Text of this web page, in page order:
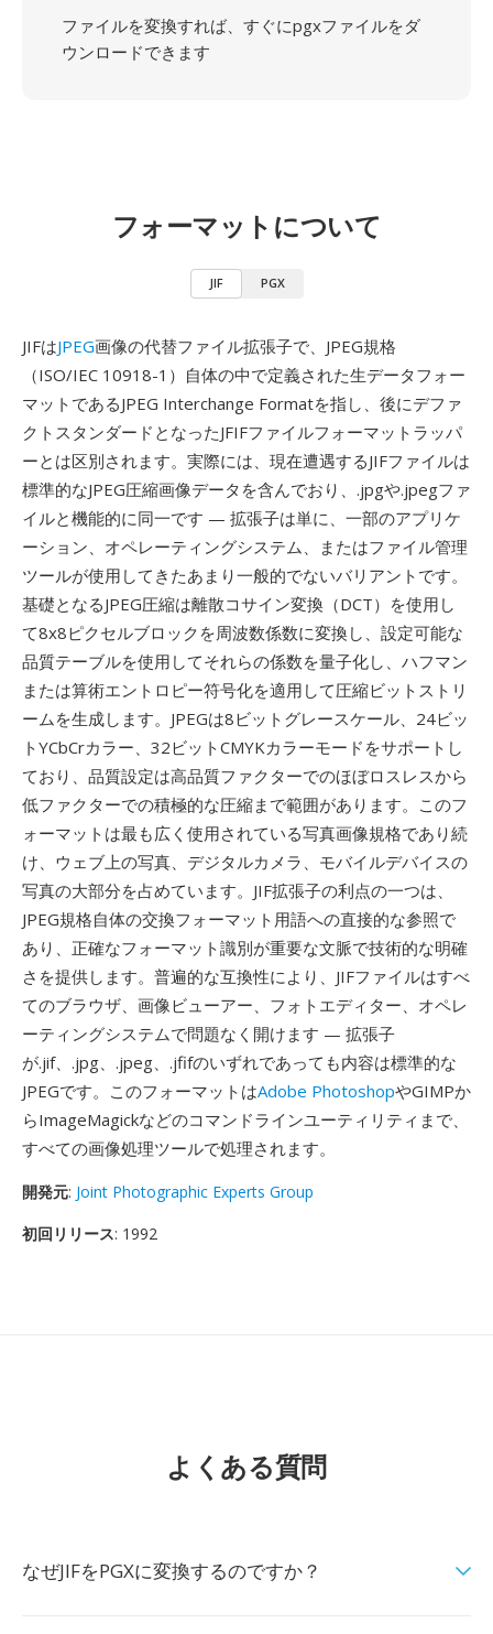
ファイルを変換すれば、すぐにpgxファイルをダ
ウンロードできます
フォーマットについて
JIF PGX
JIFはJPEG画像の代替ファイル拡張子で、JPEG規格
（ISO/IEC 10918-1）自体の中で定義された生データフォー
マットであるJPEG Interchange Formatを指し、後にデファ
クトスタンダードとなったJFIFファイルフォーマットラッパ
ーとは区別されます。実際には、現在遭遇するJIFファイルは
標準的なJPEG圧縮画像データを含んでおり、.jpgや.jpegファ
イルと機能的に同一です — 拡張子は単に、一部のアプリケ
ーション、オペレーティングシステム、またはファイル管理
ツールが使用してきたあまり一般的でないバリアントです。
基礎となるJPEG圧縮は離散コサイン変換（DCT）を使用し
て8x8ピクセルブロックを周波数係数に変換し、設定可能な
品質テーブルを使用してそれらの係数を量子化し、ハフマン
または算術エントロピー符号化を適用して圧縮ビットストリ
ームを生成します。JPEGは8ビットグレースケール、24ビッ
トYCbCrカラー、32ビットCMYKカラーモードをサポートし
ており、品質設定は高品質ファクターでのほぼロスレスから
低ファクターでの積極的な圧縮まで範囲があります。このフ
ォーマットは最も広く使用されている写真画像規格であり続
け、ウェブ上の写真、デジタルカメラ、モバイルデバイスの
写真の大部分を占めています。JIF拡張子の利点の一つは、
JPEG規格自体の交換フォーマット用語への直接的な参照で
あり、正確なフォーマット識別が重要な文脈で技術的な明確
さを提供します。普遍的な互換性により、JIFファイルはすべ
てのブラウザ、画像ビューアー、フォトエディター、オペレ
ーティングシステムで問題なく開けます — 拡張子
が.jif、.jpg、.jpeg、.jfifのいずれであっても内容は標準的な
JPEGです。このフォーマットはAdobe PhotoshopやGIMPか
らImageMagickなどのコマンドラインユーティリティまで、
すべての画像処理ツールで処理されます。
開発元: Joint Photographic Experts Group
初回リリース: 1992
よくある質問
なぜJIFをPGXに変換するのですか？